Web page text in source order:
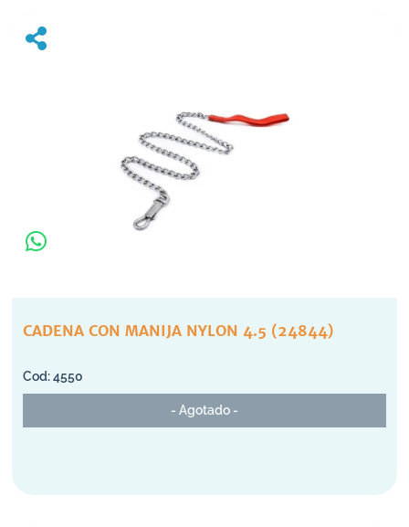
CADENA CON MANIJA NYLON 4.5 (24844)
4550
- Agotado -